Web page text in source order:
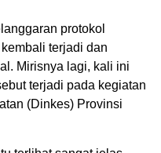
protokol
terjadi dan
Mirisnya lagi, kali ini
terjadi pada kegiatan
(Dinkes) Provinsi